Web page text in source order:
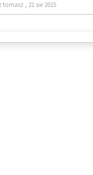
tomasz , 21 sie 2015